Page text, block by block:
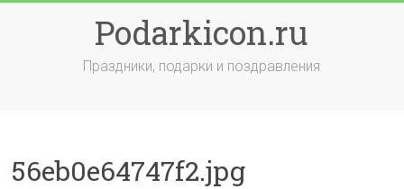
Podarkicon.ru
Праздники, подарки и поздравления
56eb0e64747f2.jpg